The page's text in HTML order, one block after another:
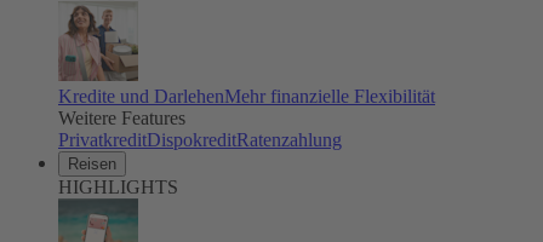
Kredite und DarlehenMehr finanzielle Flexibilität
Weitere Features
PrivatkreditDispokreditRatenzahlung
Reisen
HIGHLIGHTS